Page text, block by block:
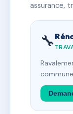
assurance,
🔧